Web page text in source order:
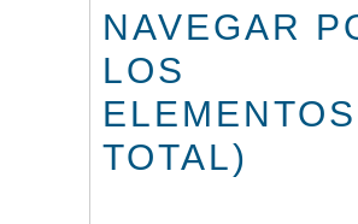
NAVEGAR
LOS
TOTAL)